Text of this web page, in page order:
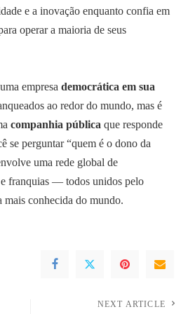
e a inovação enquanto confia em
operar a maioria de seus
empresa democrática em sua
ao redor do mundo, mas é
companhia pública que responde
se perguntar “quem é o dono da
uma rede global de
franquias — todos unidos pelo
mais conhecida do mundo.
NEXT ARTICLE